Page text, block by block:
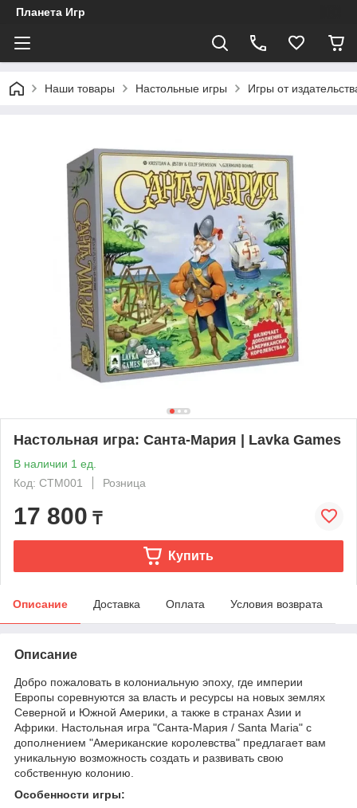
Планета Игр
Наши товары Настольные игры Игры от
Настольная игра: Санта-Мария | Lavka Games
В наличии 1 ед.
Код: СТМ001
Розница
17 800 ₸
Купить
Описание Доставка Оплата Условия возврата
Описание
Добро пожаловать в колониальную эпоху, где империи
Европы соревнуются за власть и ресурсы на новых землях
Северной и Южной Америки, а также в странах Азии и
Африки. Настольная игра "Санта-Мария / Santa Maria" с
дополнением "Американские королевства" предлагает вам
уникальную возможность создать и развивать свою
собственную колонию.
Особенности игры: